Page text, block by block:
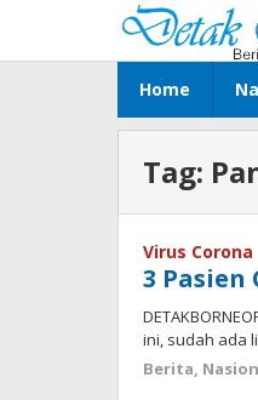
konten
Home
Tag:
Virus Corona
3 Pasien
ini, sudah ada
Berita,